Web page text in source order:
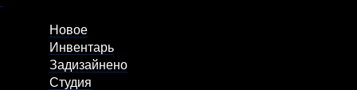
Новое
Инвентарь
Задизайнено
Студия